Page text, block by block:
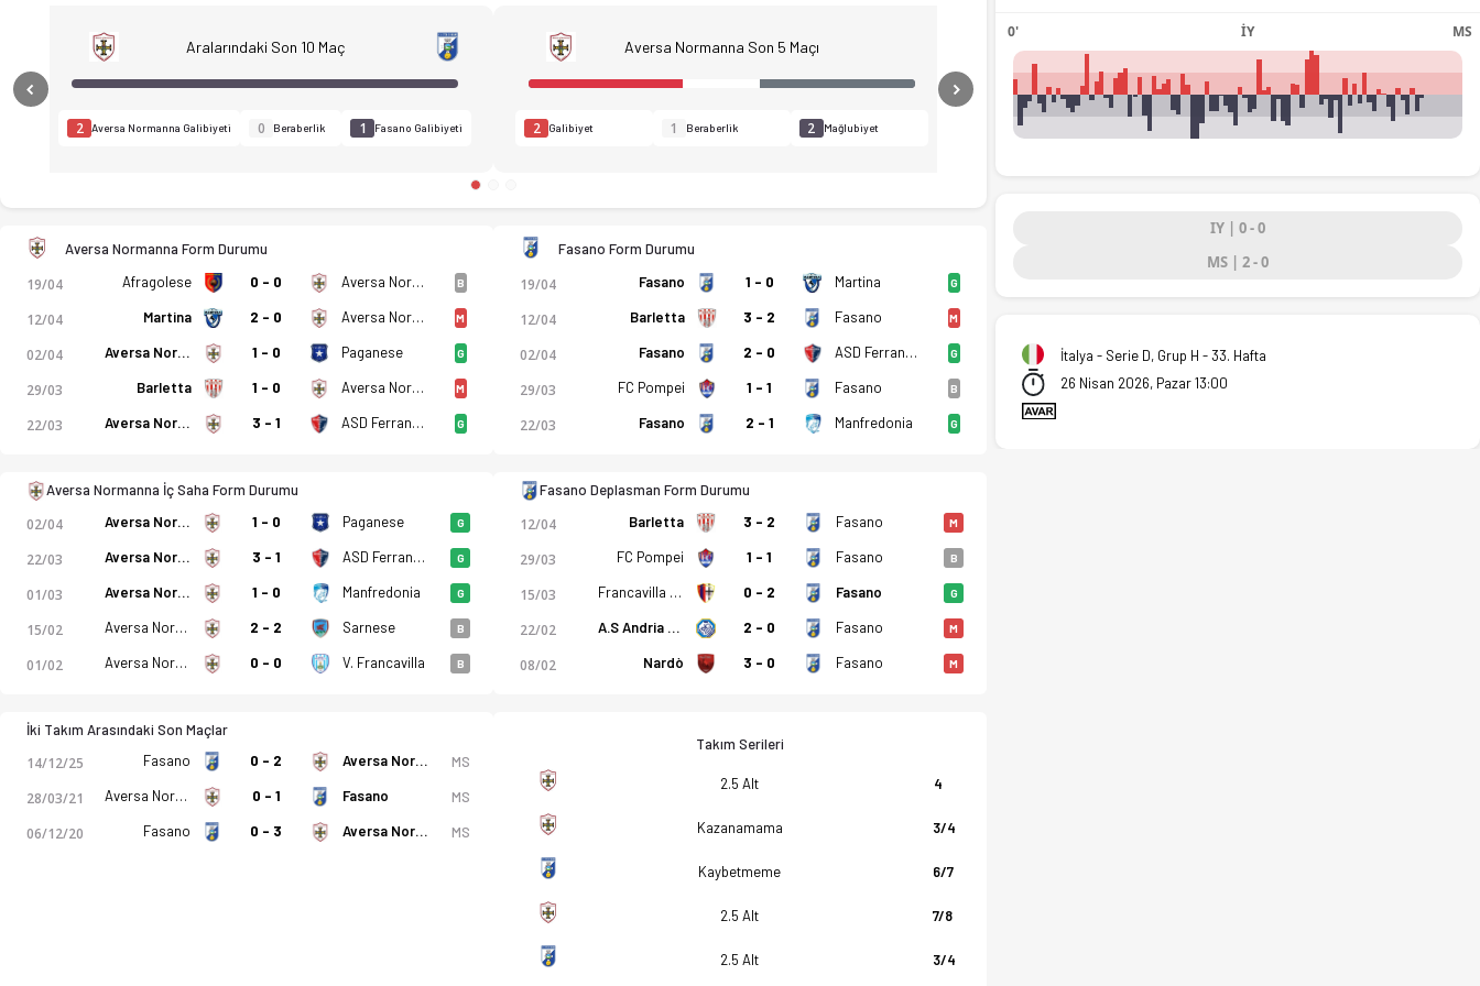
Aversa Normanna - Citta di Fasano 2-0 bitti. Gol anları, kadro, istatistikler, puan durumu ve iddaa oranları Ofsayt'ta. (26.04.2026)
Aralarındaki Son 10 Maç
2 Aversa Normanna Galibiyeti 0 Beraberlik 1 Fasano Galibiyeti
Aversa Normanna Son 5 Maçı
2 Galibiyet 1 Beraberlik 2 Mağlubiyet
Previous Next
Aversa Normanna Form Durumu
19/04 Afragolese 0 - 0 Aversa Normanna B
12/04 Martina 2 - 0 Aversa Normanna M
02/04 Aversa Normanna 1 - 0 Paganese G
29/03 Barletta 1 - 0 Aversa Normanna M
22/03 Aversa Normanna 3 - 1 ASD Ferrandina G
Fasano Form Durumu
19/04 Fasano 1 - 0 Martina G
12/04 Barletta 3 - 2 Fasano M
02/04 Fasano 2 - 0 ASD Ferrandina G
29/03 FC Pompei 1 - 1 Fasano B
22/03 Fasano 2 - 1 Manfredonia G
Aversa Normanna İç Saha Form Durumu
02/04 Aversa Normanna 1 - 0 Paganese G
22/03 Aversa Normanna 3 - 1 ASD Ferrandina G
01/03 Aversa Normanna 1 - 0 Manfredonia G
15/02 Aversa Normanna 2 - 2 Sarnese B
01/02 Aversa Normanna 0 - 0 V. Francavilla B
Fasano Deplasman Form Durumu
12/04 Barletta 3 - 2 Fasano M
29/03 FC Pompei 1 - 1 Fasano B
15/03 Francavilla 1931 0 - 2 Fasano G
22/02 A.S Andria Bat 2 - 0 Fasano M
08/02 Nardò 3 - 0 Fasano M
İki Takım Arasındaki Son Maçlar
14/12/25 Fasano 0 - 2 Aversa Normanna MS
28/03/21 Aversa Normanna 0 - 1 Fasano MS
06/12/20 Fasano 0 - 3 Aversa Normanna MS
Takım Serileri
2.5 Alt 4
Kazanamama 3/4
Kaybetmeme 6/7
2.5 Alt 7/8
2.5 Alt 3/4
0' İY MS
IY | 0 - 0
MS | 2 - 0
İtalya - Serie D, Grup H - 33. Hafta
26 Nisan 2026, Pazar 13:00